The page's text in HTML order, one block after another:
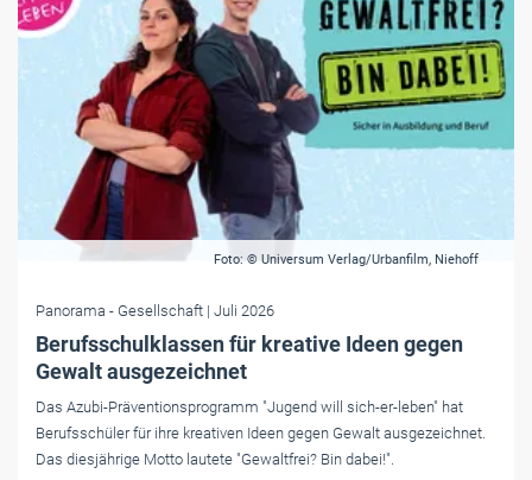
Foto: © Universum Verlag/Urbanfilm, Niehoff
Panorama - Gesellschaft | Juli 2026
Berufsschulklassen für kreative Ideen gegen
Gewalt ausgezeichnet
Das Azubi-Präventionsprogramm "Jugend will sich-er-leben" hat
Berufsschüler für ihre kreativen Ideen gegen Gewalt ausgezeichnet.
Das diesjährige Motto lautete "Gewaltfrei? Bin dabei!".